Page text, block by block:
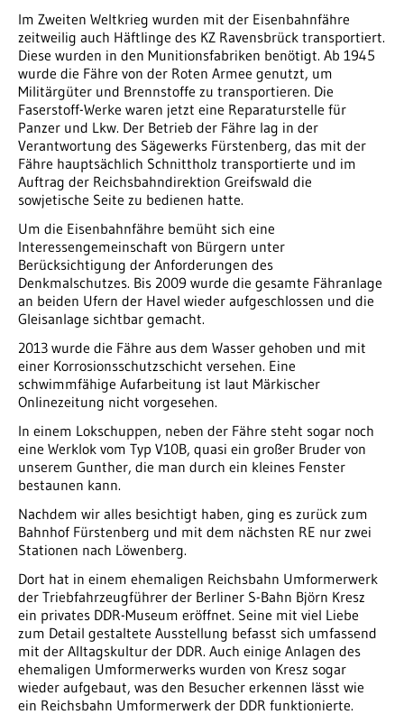
Im Zweiten Weltkrieg wurden mit der Eisenbahnfähre
zeitweilig auch Häftlinge des KZ Ravensbrück transportiert.
Diese wurden in den Munitionsfabriken benötigt. Ab 1945
wurde die Fähre von der Roten Armee genutzt, um
Militärgüter und Brennstoffe zu transportieren. Die
Faserstoff-Werke waren jetzt eine Reparaturstelle für
Panzer und Lkw. Der Betrieb der Fähre lag in der
Verantwortung des Sägewerks Fürstenberg, das mit der
Fähre hauptsächlich Schnittholz transportierte und im
Auftrag der Reichsbahndirektion Greifswald die
sowjetische Seite zu bedienen hatte.
Um die Eisenbahnfähre bemüht sich eine
Interessengemeinschaft von Bürgern unter
Berücksichtigung der Anforderungen des
Denkmalschutzes. Bis 2009 wurde die gesamte Fähranlage
an beiden Ufern der Havel wieder aufgeschlossen und die
Gleisanlage sichtbar gemacht.
2013 wurde die Fähre aus dem Wasser gehoben und mit
einer Korrosionsschutzschicht versehen. Eine
schwimmfähige Aufarbeitung ist laut Märkischer
Onlinezeitung nicht vorgesehen.
In einem Lokschuppen, neben der Fähre steht sogar noch
eine Werklok vom Typ V10B, quasi ein großer Bruder von
unserem Gunther, die man durch ein kleines Fenster
bestaunen kann.
Nachdem wir alles besichtigt haben, ging es zurück zum
Bahnhof Fürstenberg und mit dem nächsten RE nur zwei
Stationen nach Löwenberg.
Dort hat in einem ehemaligen Reichsbahn Umformerwerk
der Triebfahrzeugführer der Berliner S-Bahn Björn Kresz
ein privates DDR-Museum eröffnet. Seine mit viel Liebe
zum Detail gestaltete Ausstellung befasst sich umfassend
mit der Alltagskultur der DDR. Auch einige Anlagen des
ehemaligen Umformerwerks wurden von Kresz sogar
wieder aufgebaut, was den Besucher erkennen lässt wie
ein Reichsbahn Umformerwerk der DDR funktionierte.